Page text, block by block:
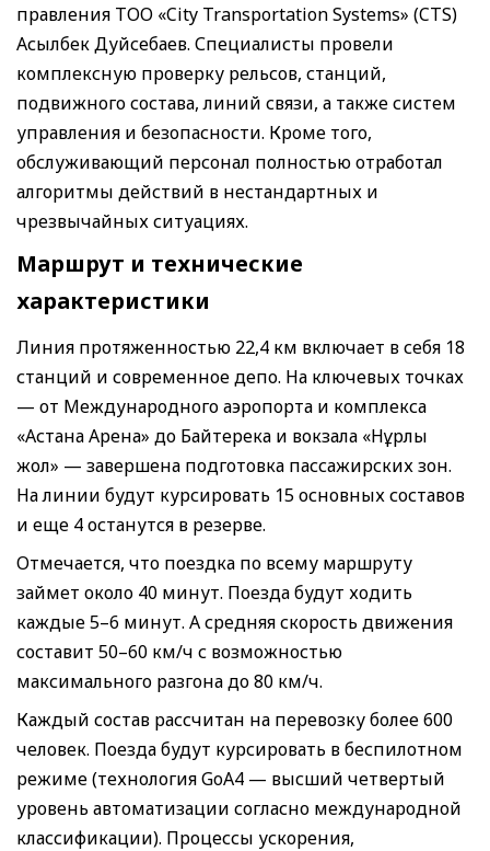
правления ТОО «City Transportation Systems» (CTS)
Асылбек Дуйсебаев. Специалисты провели
комплексную проверку рельсов, станций,
подвижного состава, линий связи, а также систем
управления и безопасности. Кроме того,
обслуживающий персонал полностью отработал
алгоритмы действий в нестандартных и
чрезвычайных ситуациях.
Маршрут и технические
характеристики
Линия протяженностью 22,4 км включает в себя 18
станций и современное депо. На ключевых точках
— от Международного аэропорта и комплекса
«Астана Арена» до Байтерека и вокзала «Нұрлы
жол» — завершена подготовка пассажирских зон.
На линии будут курсировать 15 основных составов
и еще 4 останутся в резерве.
Отмечается, что поездка по всему маршруту
займет около 40 минут. Поезда будут ходить
каждые 5–6 минут. А средняя скорость движения
составит 50–60 км/ч с возможностью
максимального разгона до 80 км/ч.
Каждый состав рассчитан на перевозку более 600
человек. Поезда будут курсировать в беспилотном
режиме (технология GoA4 — высший четвертый
уровень автоматизации согласно международной
классификации). Процессы ускорения,